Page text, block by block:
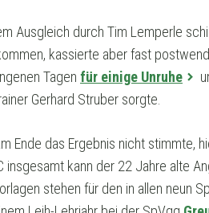
Ausgleich durch Tim Lemperle
kassierte aber fast
Tagen für einige Unruhe
Gerhard Struber sorgte.
Ende das Ergebnis nicht stimmte,
insgesamt kann der 22 Jahre alte
stehen für den in allen neun